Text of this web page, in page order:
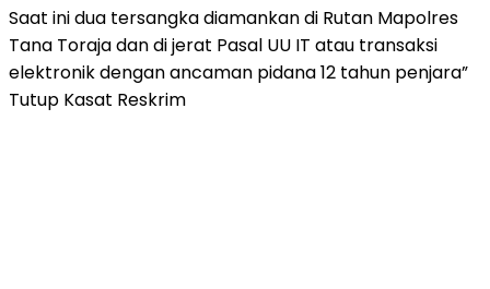
Saat ini dua tersangka diamankan di Rutan Mapolres
Tana Toraja dan di jerat Pasal UU IT atau transaksi
elektronik dengan ancaman pidana 12 tahun penjara”
Tutup Kasat Reskrim